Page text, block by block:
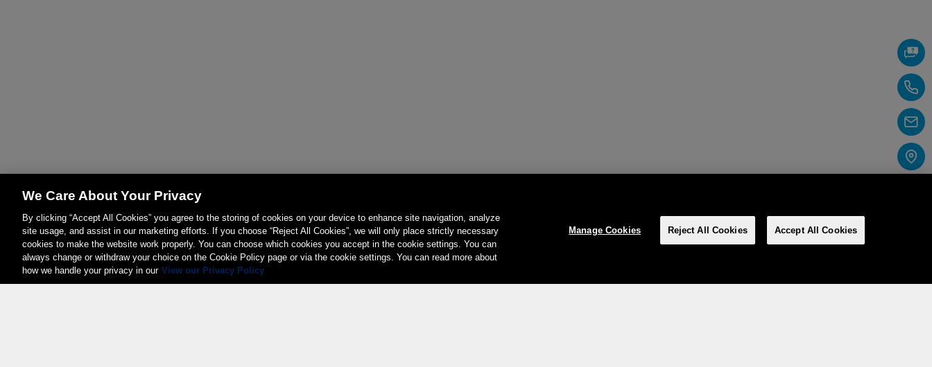
We Care About Your Privacy
By clicking “Accept All Cookies” you agree to the storing of cookies on your device to enhance site navigation, analyze
site usage, and assist in our marketing efforts. If you choose “Reject All Cookies”, we will only place strictly necessary
cookies to make the website work properly. You can choose which cookies you accept in the cookie settings. You can
always change or withdraw your choice on the Cookie Policy page or via the cookie settings. You can read more about
how we handle your privacy in our View our Privacy Policy
Manage Cookies Reject All Cookies Accept All Cookies